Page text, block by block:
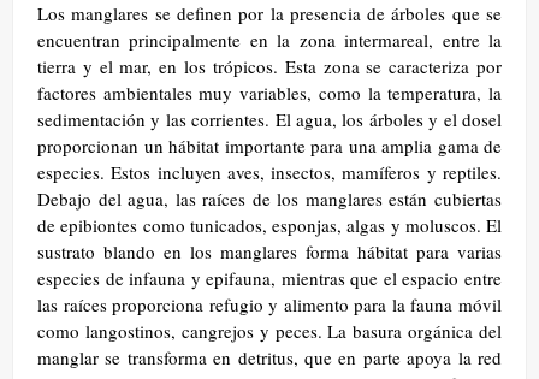
Los manglares se definen por la presencia de árboles que se
encuentran principalmente en la zona intermareal, entre la
tierra y el mar, en los trópicos. Esta zona se caracteriza por
factores ambientales muy variables, como la temperatura, la
sedimentación y las corrientes. El agua, los árboles y el dosel
proporcionan un hábitat importante para una amplia gama de
especies. Estos incluyen aves, insectos, mamíferos y reptiles.
Debajo del agua, las raíces de los manglares están cubiertas
de epibiontes como tunicados, esponjas, algas y moluscos. El
sustrato blando en los manglares forma hábitat para varias
especies de infauna y epifauna, mientras que el espacio entre
las raíces proporciona refugio y alimento para la fauna móvil
como langostinos, cangrejos y peces. La basura orgánica del
manglar se transforma en detritus, que en parte apoya la red